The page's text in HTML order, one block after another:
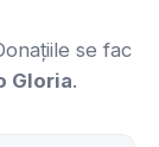
se fac
Gloria.